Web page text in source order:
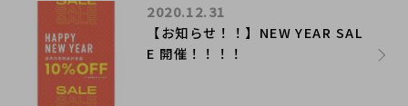
​【お知らせ！！】NEW YEAR SAL
E 開催！！！！
2020.12.31